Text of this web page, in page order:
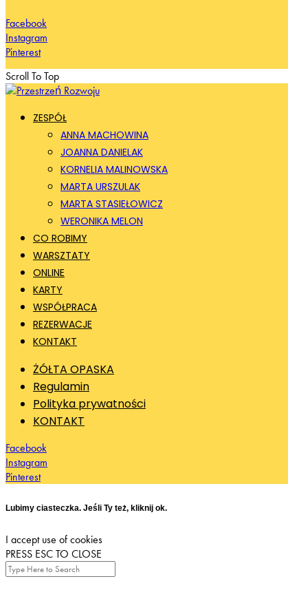
Facebook
Instagram
Pinterest
Scroll To Top
ZESPÓŁ
ANNA MACHOWINA
JOANNA DANIELAK
KORNELIA MALINOWSKA
MARTA URSZULAK
MARTA STASIEŁOWICZ
WERONIKA MELON
CO ROBIMY
WARSZTATY
ONLINE
KARTY
WSPÓŁPRACA
REZERWACJE
KONTAKT
ŻÓŁTA OPASKA
Regulamin
Polityka prywatności
KONTAKT
Facebook
Instagram
Pinterest
Lubimy ciasteczka. Jeśli Ty też, kliknij ok.
I accept use of cookies
PRESS ESC TO CLOSE